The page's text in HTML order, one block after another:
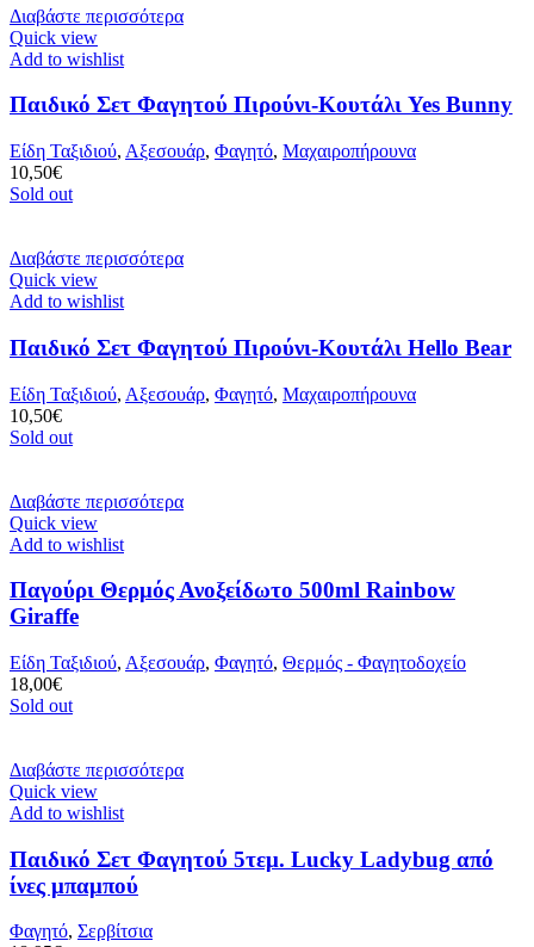
Διαβάστε περισσότερα
Quick view
Add to wishlist
Παιδικό Σετ Φαγητού Πιρούνι-Κουτάλι Yes Bunny
Είδη Ταξιδιού, Αξεσουάρ, Φαγητό, Μαχαιροπήρουνα
10,50€
Sold out
Διαβάστε περισσότερα
Quick view
Add to wishlist
Παιδικό Σετ Φαγητού Πιρούνι-Κουτάλι Hello Bear
Είδη Ταξιδιού, Αξεσουάρ, Φαγητό, Μαχαιροπήρουνα
10,50€
Sold out
Διαβάστε περισσότερα
Quick view
Add to wishlist
Παγούρι Θερμός Ανοξείδωτο 500ml Rainbow
Giraffe
Είδη Ταξιδιού, Αξεσουάρ, Φαγητό, Θερμός - Φαγητοδοχείο
18,00€
Sold out
Διαβάστε περισσότερα
Quick view
Add to wishlist
Παιδικό Σετ Φαγητού 5τεμ. Lucky Ladybug από
ίνες μπαμπού
Φαγητό, Σερβίτσια